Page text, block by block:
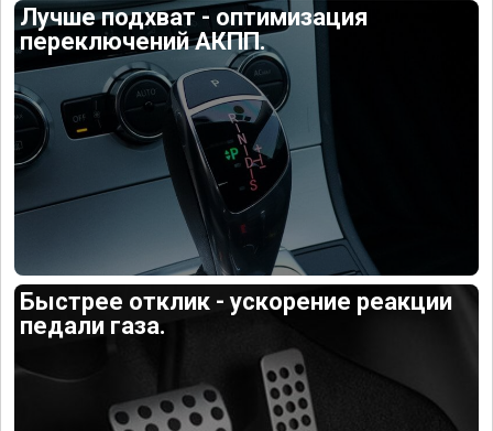
Лучше подхват - оптимизация
переключений АКПП.
Быстрее отклик - ускорение реакции
педали газа.